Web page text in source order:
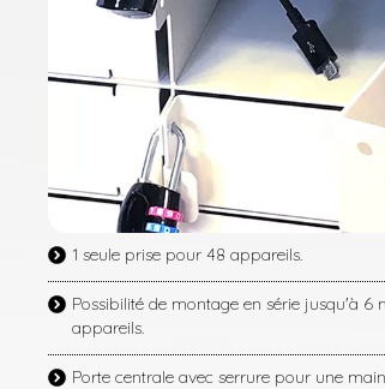
1 seule prise pour 48 appareils.
Possibilité de montage en série jusqu'à 6
appareils.
Porte centrale avec serrure pour une